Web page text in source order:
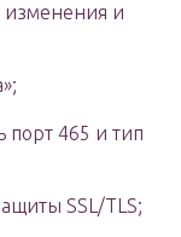
изменения и
порт 465 и тип
SSL/TLS;